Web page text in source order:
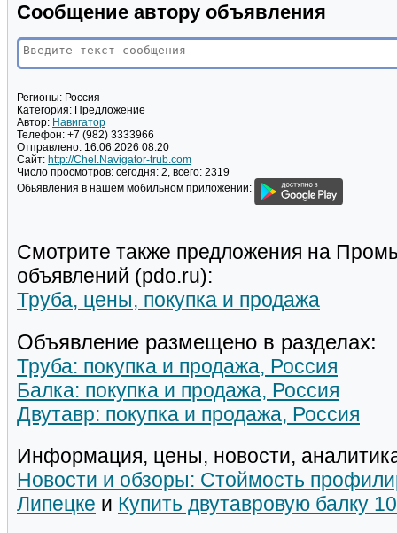
Сообщение автору объявления
Регионы: Россия
Категория: Предложение
Автор: Навигатор
Телефон: +7 (982) 3333966
Отправлено: 16.06.2026 08:20
Сайт: http://Chel.Navigator-trub.com
Число просмотров: сегодня: 2, всего: 2319
Обьявления в нашем мобильном приложении:
Смотрите также предложения на
объявлений (pdo.ru):
Труба, цены, покупка и продажа
Объявление размещено в разделах:
Труба: покупка и продажа, Россия
Балка: покупка и продажа, Россия
Двутавр: покупка и продажа, Россия
Информация, цены, новости,
Новости и обзоры: Стоймость
Липецке и Купить двутавровую балку